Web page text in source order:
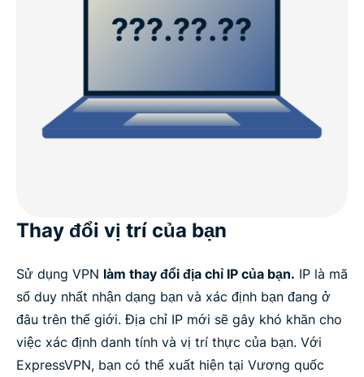
Thay đổi vị trí của bạn
Sử dụng VPN làm thay đổi địa chỉ IP của bạn. IP là mã
số duy nhất nhận dạng bạn và xác định bạn đang ở
đâu trên thế giới. Địa chỉ IP mới sẽ gây khó khăn cho
việc xác định danh tính và vị trí thực của bạn. Với
ExpressVPN, bạn có thể xuất hiện tại Vương quốc